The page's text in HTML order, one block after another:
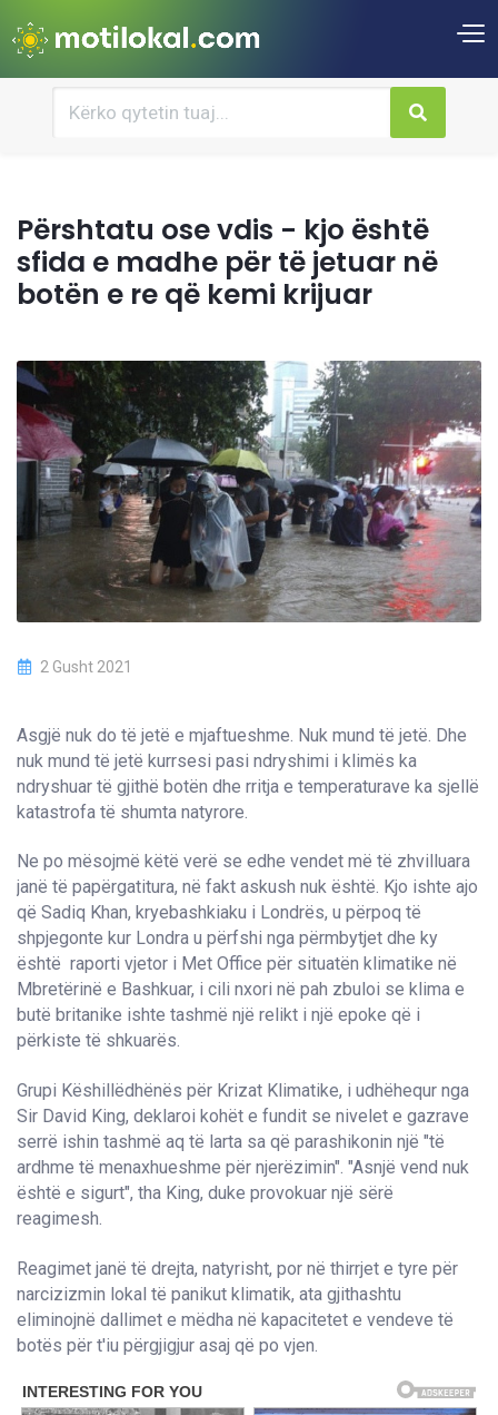
Përshtatu ose vdis - kjo është
sfida e madhe për të jetuar në
botën e re që kemi krijuar
2 Gusht 2021
Asgjë nuk do të jetë e mjaftueshme. Nuk mund të jetë. Dhe
nuk mund të jetë kurrsesi pasi ndryshimi i klimës ka
ndryshuar të gjithë botën dhe rritja e temperaturave ka sjellë
katastrofa të shumta natyrore.
Ne po mësojmë këtë verë se edhe vendet më të zhvilluara
janë të papërgatitura, në fakt askush nuk është. Kjo ishte ajo
që Sadiq Khan, kryebashkiaku i Londrës, u përpoq të
shpjegonte kur Londra u përfshi nga përmbytjet dhe ky
është raporti vjetor i Met Office për situatën klimatike në
Mbretërinë e Bashkuar, i cili nxori në pah zbuloi se klima e
butë britanike ishte tashmë një relikt i një epoke që i
përkiste të shkuarës.
Grupi Këshillëdhënës për Krizat Klimatike, i udhëhequr nga
Sir David King, deklaroi kohët e fundit se nivelet e gazrave
serrë ishin tashmë aq të larta sa që parashikonin një "të
ardhme të menaxhueshme për njerëzimin". "Asnjë vend nuk
është e sigurt", tha King, duke provokuar një sërë
reagimesh.
Reagimet janë të drejta, natyrisht, por në thirrjet e tyre për
narcizizmin lokal të panikut klimatik, ata gjithashtu
eliminojnë dallimet e mëdha në kapacitetet e vendeve të
botës për t'iu përgjigjur asaj që po vjen.